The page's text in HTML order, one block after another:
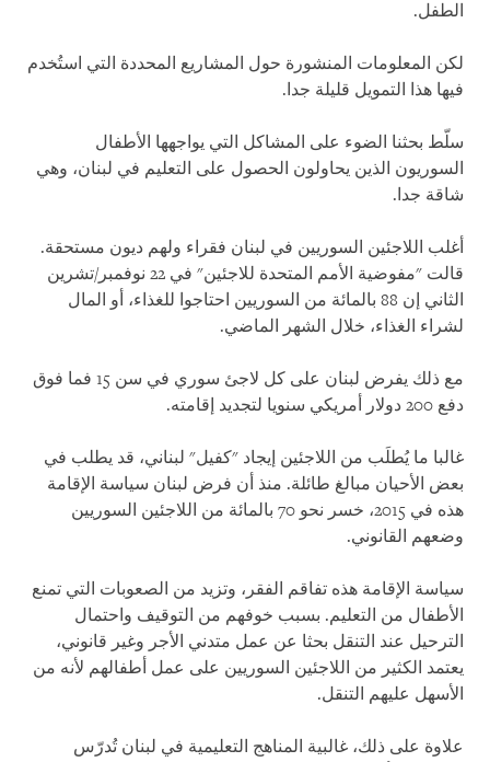
الطفل.
لكن المعلومات المنشورة حول المشاريع المحددة التي استُخدم
فيها هذا التمويل قليلة جدا.
سلّط بحثنا الضوء على المشاكل التي يواجهها الأطفال
السوريون الذين يحاولون الحصول على التعليم في لبنان، وهي
شاقة جدا.
أغلب اللاجئين السوريين في لبنان فقراء ولهم ديون مستحقة.
قالت "مفوضية الأمم المتحدة للاجئين" في 22 نوفمبر/تشرين
الثاني إن 88 بالمائة من السوريين احتاجوا للغذاء، أو المال
لشراء الغذاء، خلال الشهر الماضي.
مع ذلك يفرض لبنان على كل لاجئ سوري في سن 15 فما فوق
دفع 200 دولار أمريكي سنويا لتجديد إقامته.
غالبا ما يُطلَب من اللاجئين إيجاد "كفيل" لبناني، قد يطلب في
بعض الأحيان مبالغ طائلة. منذ أن فرض لبنان سياسة الإقامة
هذه في 2015، خسر نحو 70 بالمائة من اللاجئين السوريين
وضعهم القانوني.
سياسة الإقامة هذه تفاقم الفقر، وتزيد من الصعوبات التي تمنع
الأطفال من التعليم. بسبب خوفهم من التوقيف واحتمال
الترحيل عند التنقل بحثا عن عمل متدني الأجر وغير قانوني،
يعتمد الكثير من اللاجئين السوريين على عمل أطفالهم لأنه من
الأسهل عليهم التنقل.
علاوة على ذلك، غالبية المناهج التعليمية في لبنان تُدرّس